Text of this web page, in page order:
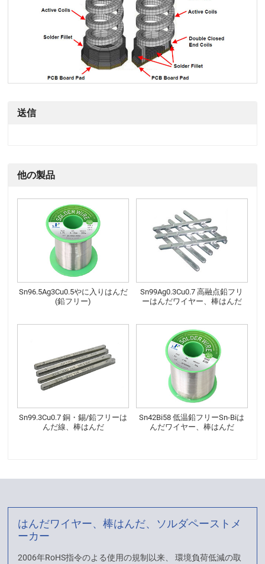
送信
他の製品
Sn96.5Ag3Cu0.5やに入りはんだ
(鉛フリー)
Sn99Ag0.3Cu0.7 高融点鉛フリ
ーはんだワイヤー、棒はんだ
Sn99.3Cu0.7 銅・錫/鉛フリーは
んだ線、棒はんだ
Sn42Bi58 低温鉛フリーSn-Biは
んだワイヤー、棒はんだ
はんだワイヤー、棒はんだ、ソルダペーストメ
ーカー
2006年RoHS指令のよる使用の規制以来、 環境負荷低減の取